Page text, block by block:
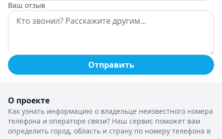
Ваш отзыв
Отправить
О проекте
Как узнать информацию о владельце неизвестного номера
телефона и операторе связи? Наш сервис поможет вам
определить город, область и страну по номеру телефона в